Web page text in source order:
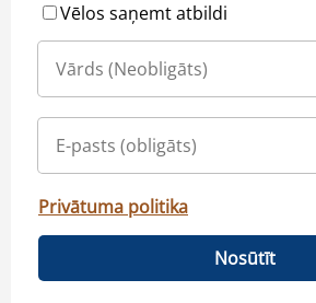
Vēlos saņemt atbildi
Privātuma politika
Nosūtīt